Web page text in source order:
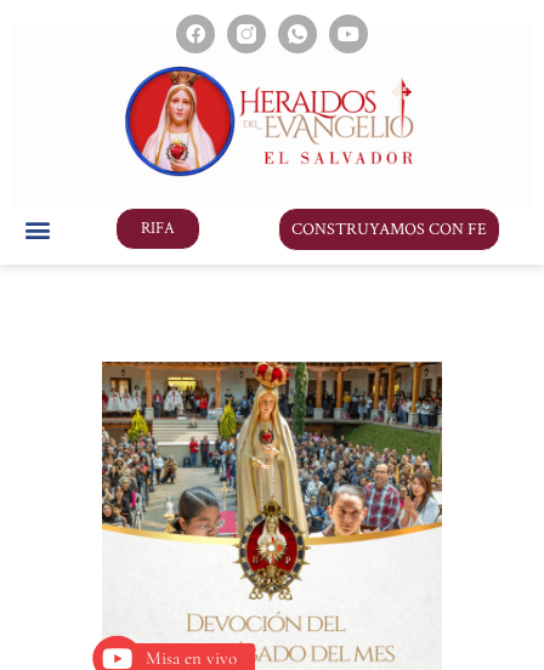
RIFA CONSTRUYAMOS CON FE
Misa en vivo